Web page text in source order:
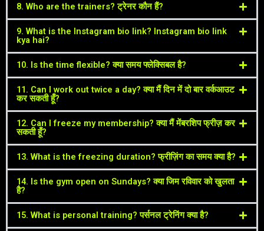
8. Who are the trainers? ट्रेनर कौन हैं?
9. What is the Instagram bio link? Instagram bio link
kya hai?
10. Is the time flexible? क्या समय फ्लेक्सिबल है?
11. Can I work out twice a day? क्या मैं दिन में दो बार वर्कआउट
कर सकती हूँ?
12. Can I freeze my membership? क्या मैं मेंबरशिप फ्रीज़ कर
सकती हूँ?
13. What is the freezing duration? फ्रीज़िंग का समय क्या है?
14. Is the gym open on Sundays? क्या जिम रविवार को खुलता
है?
15. What is personal training? पर्सनल ट्रेनिंग क्या है?